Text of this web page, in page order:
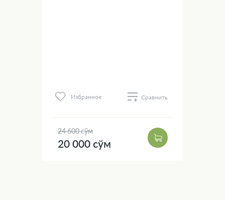
Избранное Сравнить
24 600 сўм
20 000 сўм